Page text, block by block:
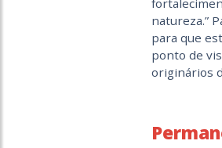
natureza.”
para que
ponto de
originários